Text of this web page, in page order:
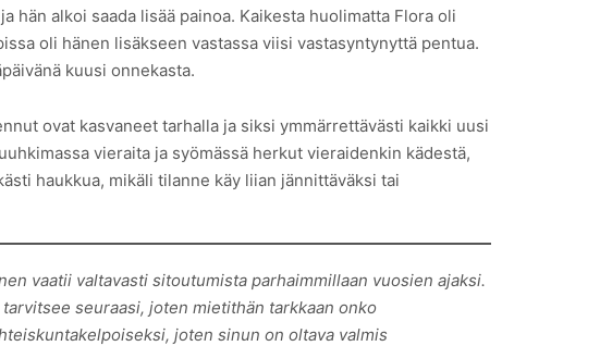
alkoi saada lisää painoa. Kaikesta huolimatta Flora oli
oli hänen lisäkseen vastassa viisi vastasyntynyttä pentua.
kuusi onnekasta.
ovat kasvaneet tarhalla ja siksi ymmärrettävästi kaikki uusi
vieraita ja syömässä herkut vieraidenkin kädestä,
haukkua, mikäli tilanne käy liian jännittäväksi tai
vaatii valtavasti sitoutumista parhaimmillaan vuosien ajaksi.
seuraasi, joten mietithän tarkkaan onko
joten sinun on oltava valmis